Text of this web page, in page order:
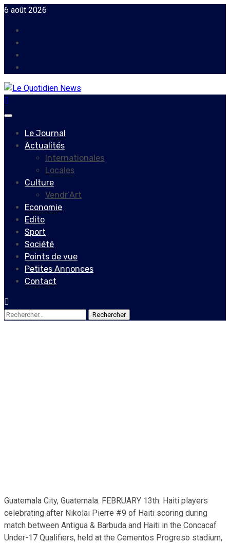
Skip
content
6 août 2026
Primary
Le Journal
Actualités
Internationales
Locales
Culture
Vendr’Art
Economie
Edito
Sport
Société
Points de vue
Petites Annonces
Contact
Rechercher :
Guatemala City, Guatemala. FEBRUARY 13th: Haiti players
celebrating after Nikolai Pierre #9 of Haiti scoring during
match between Antigua & Barbuda and Haiti in the Concacaf
Under-17 Qualifiers, held at the Cementos Progreso stadium,